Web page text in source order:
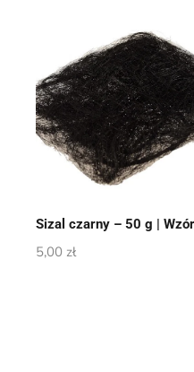
Sizal czarny – 50 g |
5,00 zł